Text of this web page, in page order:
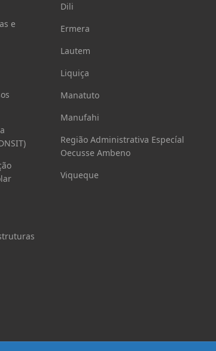
e
Dili
Ermera
Lautem
Liquiça
Manatuto
Manufahi
Região Administrativa Especíal
Oecusse Ambeno
Viqueque